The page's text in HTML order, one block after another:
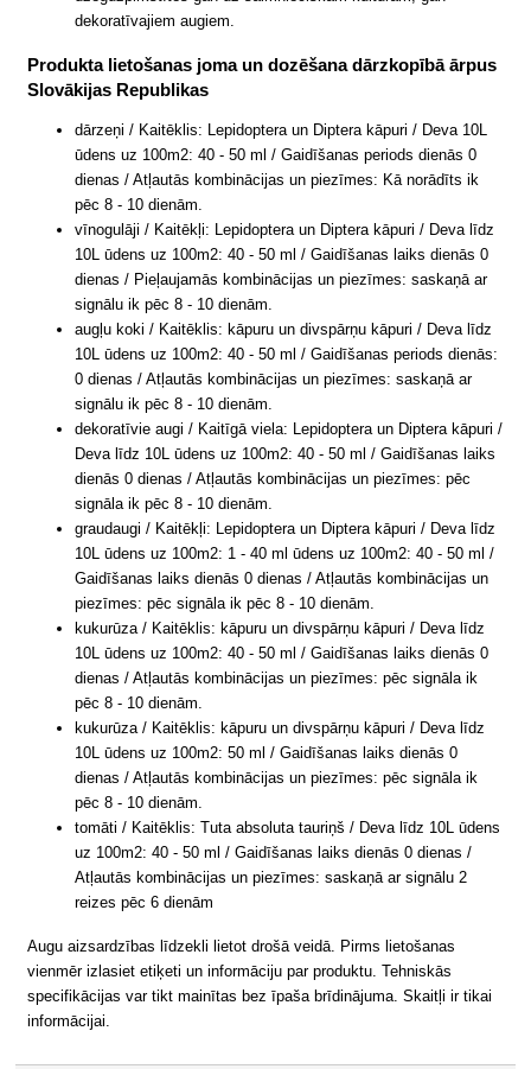
dekoratīvajiem augiem.
Produkta lietošanas joma un dozēšana dārzkopībā ārpus
Slovākijas Republikas
dārzeņi / Kaitēklis: Lepidoptera un Diptera kāpuri / Deva 10L
ūdens uz 100m2: 40 - 50 ml / Gaidīšanas periods dienās 0
dienas / Atļautās kombinācijas un piezīmes: Kā norādīts ik
pēc 8 - 10 dienām.
vīnogulāji / Kaitēkļi: Lepidoptera un Diptera kāpuri / Deva līdz
10L ūdens uz 100m2: 40 - 50 ml / Gaidīšanas laiks dienās 0
dienas / Pieļaujamās kombinācijas un piezīmes: saskaņā ar
signālu ik pēc 8 - 10 dienām.
augļu koki / Kaitēklis: kāpuru un divspārņu kāpuri / Deva līdz
10L ūdens uz 100m2: 40 - 50 ml / Gaidīšanas periods dienās:
0 dienas / Atļautās kombinācijas un piezīmes: saskaņā ar
signālu ik pēc 8 - 10 dienām.
dekoratīvie augi / Kaitīgā viela: Lepidoptera un Diptera kāpuri /
Deva līdz 10L ūdens uz 100m2: 40 - 50 ml / Gaidīšanas laiks
dienās 0 dienas / Atļautās kombinācijas un piezīmes: pēc
signāla ik pēc 8 - 10 dienām.
graudaugi / Kaitēkļi: Lepidoptera un Diptera kāpuri / Deva līdz
10L ūdens uz 100m2: 1 - 40 ml ūdens uz 100m2: 40 - 50 ml /
Gaidīšanas laiks dienās 0 dienas / Atļautās kombinācijas un
piezīmes: pēc signāla ik pēc 8 - 10 dienām.
kukurūza / Kaitēklis: kāpuru un divspārņu kāpuri / Deva līdz
10L ūdens uz 100m2: 40 - 50 ml / Gaidīšanas laiks dienās 0
dienas / Atļautās kombinācijas un piezīmes: pēc signāla ik
pēc 8 - 10 dienām.
kukurūza / Kaitēklis: kāpuru un divspārņu kāpuri / Deva līdz
10L ūdens uz 100m2: 50 ml / Gaidīšanas laiks dienās 0
dienas / Atļautās kombinācijas un piezīmes: pēc signāla ik
pēc 8 - 10 dienām.
tomāti / Kaitēklis: Tuta absoluta tauriņš / Deva līdz 10L ūdens
uz 100m2: 40 - 50 ml / Gaidīšanas laiks dienās 0 dienas /
Atļautās kombinācijas un piezīmes: saskaņā ar signālu 2
reizes pēc 6 dienām
Augu aizsardzības līdzekli lietot drošā veidā. Pirms lietošanas
vienmēr izlasiet etiķeti un informāciju par produktu. Tehniskās
specifikācijas var tikt mainītas bez īpaša brīdinājuma. Skaitļi ir tikai
informācijai.